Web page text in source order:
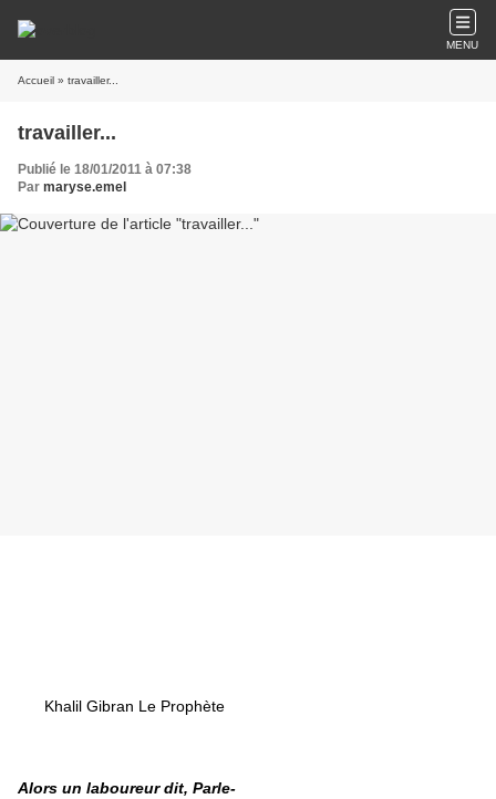
MENU
Accueil » travailler...
travailler...
Publié le 18/01/2011 à 07:38
Par maryse.emel
Khalil Gibran Le Prophète
Alors un laboureur dit, Parle-